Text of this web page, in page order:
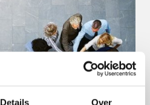
Details Over